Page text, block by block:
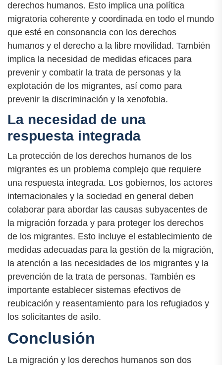
derechos humanos. Esto implica una política
migratoria coherente y coordinada en todo el mundo
que esté en consonancia con los derechos
humanos y el derecho a la libre movilidad. También
implica la necesidad de medidas eficaces para
prevenir y combatir la trata de personas y la
explotación de los migrantes, así como para
prevenir la discriminación y la xenofobia.
La necesidad de una
respuesta integrada
La protección de los derechos humanos de los
migrantes es un problema complejo que requiere
una respuesta integrada. Los gobiernos, los actores
internacionales y la sociedad en general deben
colaborar para abordar las causas subyacentes de
la migración forzada y para proteger los derechos
de los migrantes. Esto incluye el establecimiento de
medidas adecuadas para la gestión de la migración,
la atención a las necesidades de los migrantes y la
prevención de la trata de personas. También es
importante establecer sistemas efectivos de
reubicación y reasentamiento para los refugiados y
los solicitantes de asilo.
Conclusión
La migración y los derechos humanos son dos